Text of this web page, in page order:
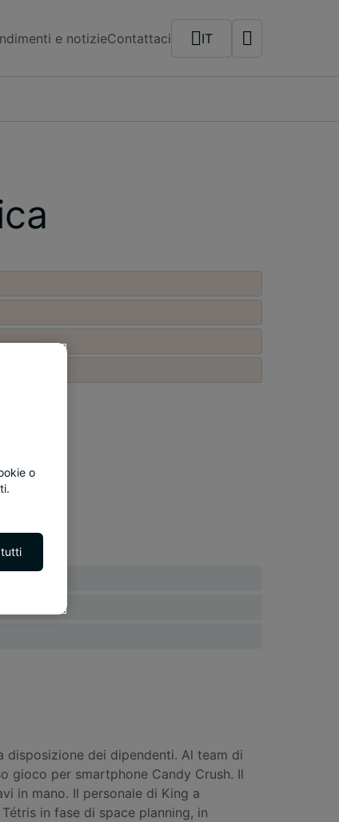
e notizieContattaci IT
dei dipendenti. Al team di
gioco per smartphone Candy Crush. Il
in mano. Il personale di King a
in fase di space planning, in
o